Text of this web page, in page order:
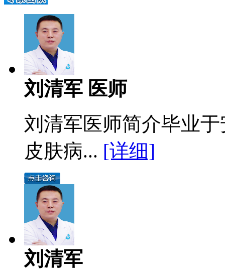
刘清军 医师
刘清军医师简介毕业
皮肤病... [详细]
刘清军